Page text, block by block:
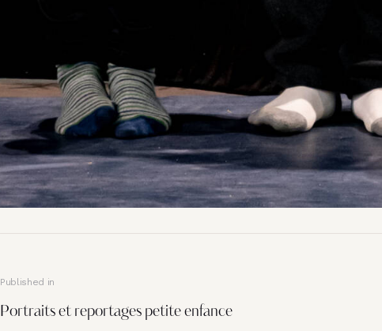
Published in
Portraits et reportages petite enfance